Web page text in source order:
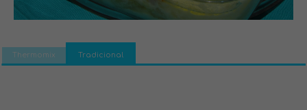
Thermomix Tradicional